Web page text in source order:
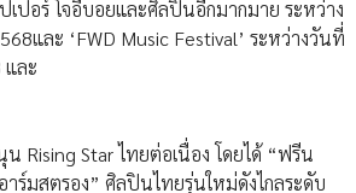
เปอร์ โจอี้บอยและศิลปินอีกมากมาย ระหว่าง
และ ‘FWD Music Festival’ ระหว่างวันที่
และ
Rising Star ไทยต่อเนื่อง โดยได้ “ฟรีน
าร์มสตรอง” ศิลปินไทยรุ่นใหม่ดังไกลระดับ